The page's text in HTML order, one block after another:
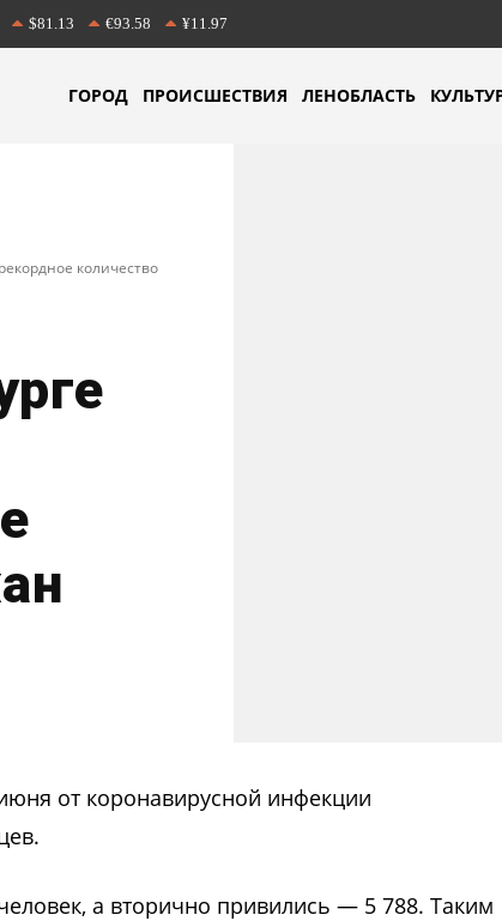
$81.13 €93.58 ¥11.97
ГОРОД ПРОИСШЕСТВИЯ ЛЕНОБЛАСТЬ
количество
от коронавирусной инфекции
а вторично привились — 5 788. Таким